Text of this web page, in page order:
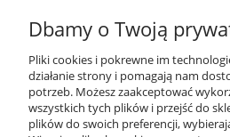
MOJE
PŁATNOŚCI I
Dbamy o Twoją
Pliki cookies i pokrewne im
działanie strony i pomagają nam
potrzeb. Możesz zaakceptować
wszystkich tych plików i przejść do
plików do swoich preferencji,